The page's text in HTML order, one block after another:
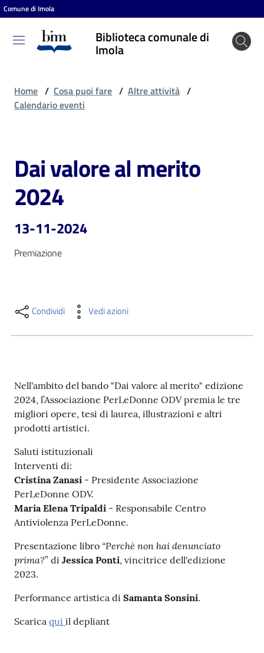
Vai al contenuto
Vai alla navigazione
Vai al footer
Comune di Imola
Biblioteca comunale di
Imola
Biblioteca
comunale
Cosa
puoi
fare
Scopri
Casa
Piani
Archivio
storico
Decentrate
Patto
per
lettura
Home / Cosa puoi fare / Altre attività /
Calendario eventi
Salta al contenuto
Dai valore al merito
2024
13-11-2024
Premiazione
Condividi Vedi azioni
Nell'ambito del bando "Dai valore al merito" edizione
2024, l’Associazione PerLeDonne ODV premia le tre
migliori opere, tesi di laurea, illustrazioni e altri
prodotti artistici.
Saluti istituzionali
Interventi di:
Cristina Zanasi - Presidente Associazione
PerLeDonne ODV.
Maria Elena Tripaldi - Responsabile Centro
Antiviolenza PerLeDonne.
Presentazione libro “Perchè non hai denunciato
prima?” di Jessica Ponti, vincitrice dell'edizione
2023.
Performance artistica di Samanta Sonsini.
Scarica qui il depliant